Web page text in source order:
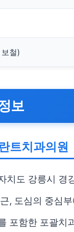
철)
보
트치과의원
치도 강릉시 경
, 도심의 중심부
포함한 포괄치